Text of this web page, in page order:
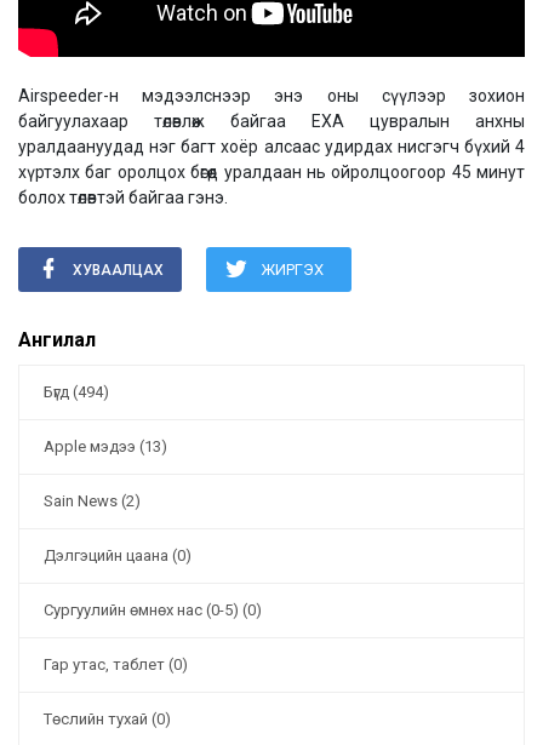
Airspeeder-н мэдээлснээр энэ оны сүүлээр зохион
байгуулахаар төлөвлөж байгаа EXA цувралын анхны
уралдаануудад нэг багт хоёр алсаас удирдах нисгэгч бүхий 4
хүртэлх баг оролцох бөгөөд уралдаан нь ойролцоогоор 45 минут
болох төлөвтэй байгаа гэнэ.
ХУВААЛЦАХ ЖИРГЭХ
Ангилал
Бүгд (494)
Apple мэдээ (13)
Sain News (2)
Дэлгэцийн цаана (0)
Cургуулийн өмнөх нас (0-5) (0)
Гар утас, таблет (0)
Төслийн тухай (0)